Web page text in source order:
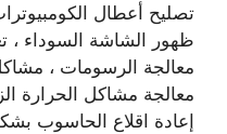
تصليح أعطال
ظهور الشاشة السوداء
معالجة الرسومات ،
معالجة مشاكل الحرارة
إعادة اقلاع الحاسوب